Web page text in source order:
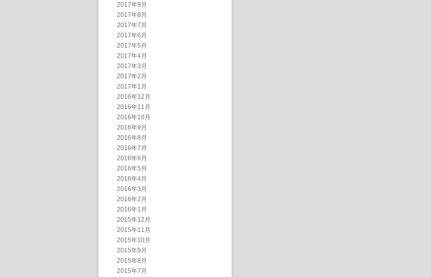
2017年9月
2017年8月
2017年7月
2017年6月
2017年5月
2017年4月
2017年3月
2017年2月
2017年1月
2016年12月
2016年11月
2016年10月
2016年9月
2016年8月
2016年7月
2016年6月
2016年5月
2016年4月
2016年3月
2016年2月
2016年1月
2015年12月
2015年11月
2015年10月
2015年9月
2015年8月
2015年7月